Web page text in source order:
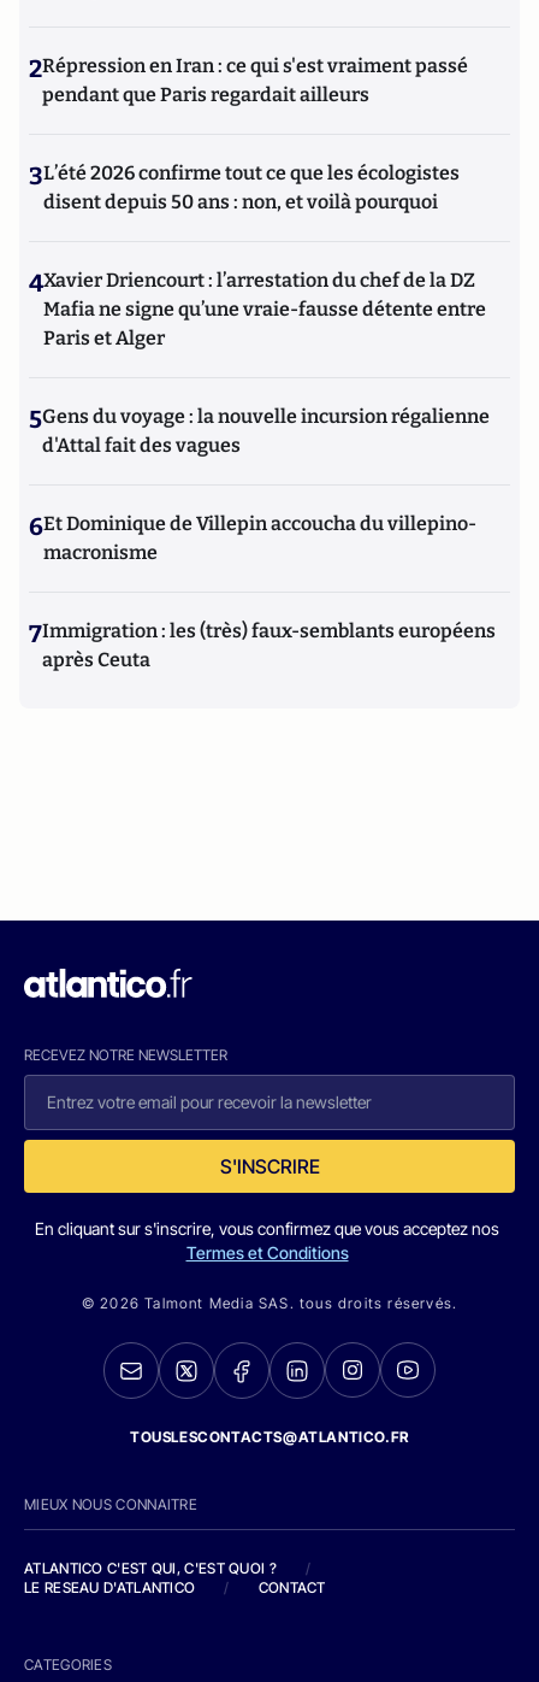
2Répression en Iran : ce qui s'est vraiment passé
pendant que Paris regardait ailleurs
3L’été 2026 confirme tout ce que les écologistes
disent depuis 50 ans : non, et voilà pourquoi
4Xavier Driencourt : l’arrestation du chef de la DZ
Mafia ne signe qu’une vraie-fausse détente entre
Paris et Alger
5Gens du voyage : la nouvelle incursion régalienne
d'Attal fait des vagues
6Et Dominique de Villepin accoucha du villepino-
macronisme
7Immigration : les (très) faux-semblants européens
après Ceuta
RECEVEZ NOTRE NEWSLETTER
S'INSCRIRE
En cliquant sur s'inscrire, vous confirmez que vous acceptez nos
Termes et Conditions
© 2026 Talmont Media SAS. tous droits réservés.
TOUSLESCONTACTS@ATLANTICO.FR
MIEUX NOUS CONNAITRE
ATLANTICO C'EST QUI, C'EST QUOI ?
/
LE RESEAU D'ATLANTICO
/ CONTACT
CATEGORIES